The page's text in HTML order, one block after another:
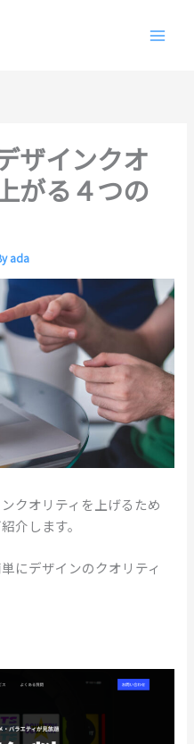
ザインクオ
がる４つの
ada
クオリティを上げるため
介します。
にデザインのクオリティ